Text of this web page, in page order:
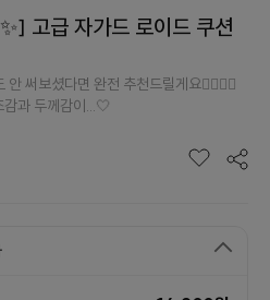
고급 자가드 로이드 쿠션
써보셨다면 완전 추천드릴게요👉🏻👈🏻
과 두께감이...🤍